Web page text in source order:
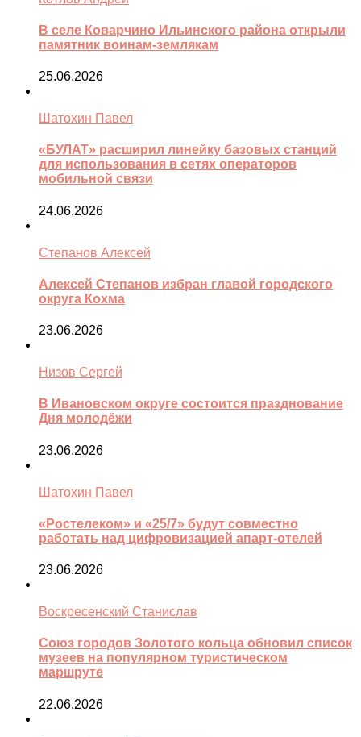
В селе Коварчино Ильинского района открыли
памятник воинам-землякам
25.06.2026
Шатохин Павел
«БУЛАТ» расширил линейку базовых станций
для использования в сетях операторов
мобильной связи
24.06.2026
Степанов Алексей
Алексей Степанов избран главой городского
округа Кохма
23.06.2026
Низов Сергей
В Ивановском округе состоится празднование
Дня молодёжи
23.06.2026
Шатохин Павел
«Ростелеком» и «25/7» будут совместно
работать над цифровизацией апарт-отелей
23.06.2026
Воскресенский Станислав
Союз городов Золотого кольца обновил список
музеев на популярном туристическом
маршруте
22.06.2026